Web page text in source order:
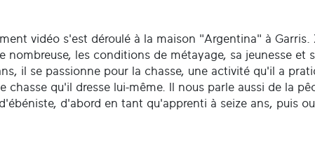
vidéo s'est déroulé à la maison "Argentina" à
nombreuse, les conditions de métayage, sa jeunesse et
il se passionne pour la chasse, une activité qu'il a
chasse qu'il dresse lui-même. Il nous parle aussi de la
d'abord en tant qu'apprenti à seize ans, puis